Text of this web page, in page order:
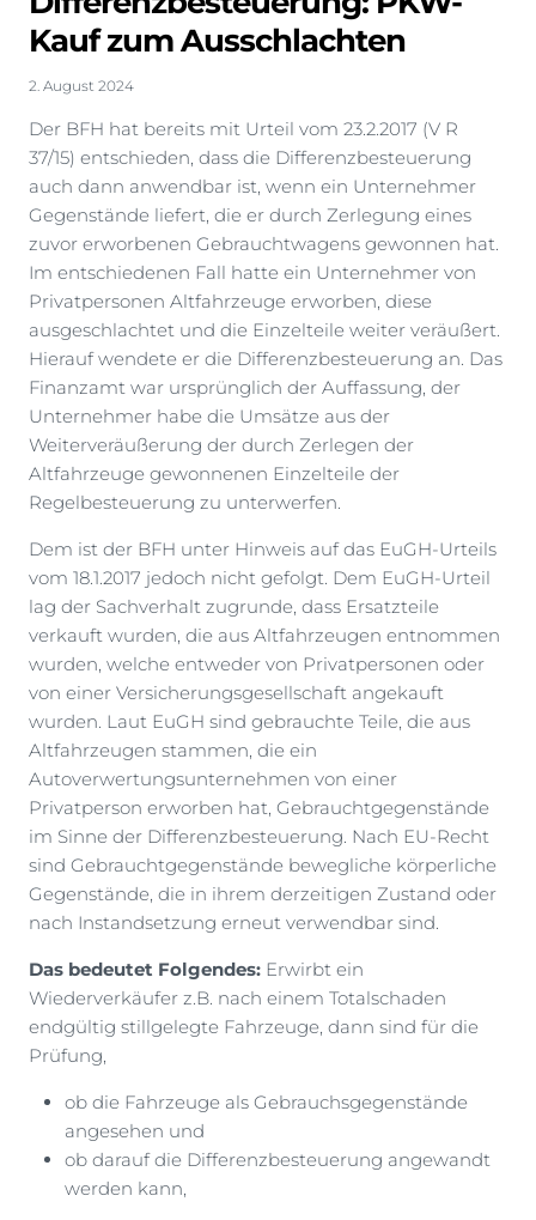
Kauf zum Ausschlachten
2. August 2024
Der BFH hat bereits mit Urteil vom 23.2.2017 (V R
37/15) entschieden, dass die Differenzbesteuerung
auch dann anwendbar ist, wenn ein Unternehmer
Gegenstände liefert, die er durch Zerlegung eines
zuvor erworbenen Gebrauchtwagens gewonnen hat.
Im entschiedenen Fall hatte ein Unternehmer von
Privatpersonen Altfahrzeuge erworben, diese
ausgeschlachtet und die Einzelteile weiter veräußert.
Hierauf wendete er die Differenzbesteuerung an. Das
Finanzamt war ursprünglich der Auffassung, der
Unternehmer habe die Umsätze aus der
Weiterveräußerung der durch Zerlegen der
Altfahrzeuge gewonnenen Einzelteile der
Regelbesteuerung zu unterwerfen.
Dem ist der BFH unter Hinweis auf das EuGH-Urteils
vom 18.1.2017 jedoch nicht gefolgt. Dem EuGH-Urteil
lag der Sachverhalt zugrunde, dass Ersatzteile
verkauft wurden, die aus Altfahrzeugen entnommen
wurden, welche entweder von Privatpersonen oder
von einer Versicherungsgesellschaft angekauft
wurden. Laut EuGH sind gebrauchte Teile, die aus
Altfahrzeugen stammen, die ein
Autoverwertungsunternehmen von einer
Privatperson erworben hat, Gebrauchtgegenstände
im Sinne der Differenzbesteuerung. Nach EU-Recht
sind Gebrauchtgegenstände bewegliche körperliche
Gegenstände, die in ihrem derzeitigen Zustand oder
nach Instandsetzung erneut verwendbar sind.
Das bedeutet Folgendes: Erwirbt ein
Wiederverkäufer z.B. nach einem Totalschaden
endgültig stillgelegte Fahrzeuge, dann sind für die
Prüfung,
ob die Fahrzeuge als Gebrauchsgegenstände
angesehen und
ob darauf die Differenzbesteuerung angewandt
werden kann,